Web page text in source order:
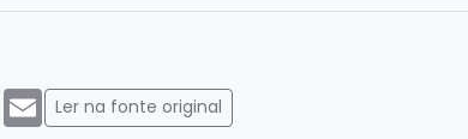
Telegram
Email
Ler na fonte original